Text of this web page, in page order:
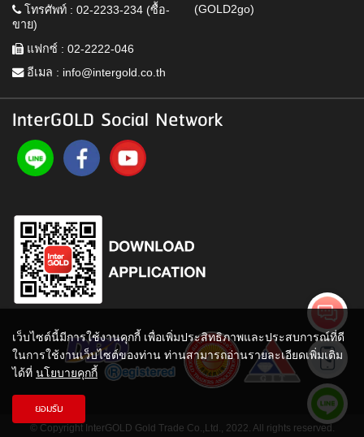
โทรศัพท์ : 02-2233-234 (ซื้อ-
ขาย)
แฟกซ์ : 02-2222-046
อีเมล : info@intergold.co.th
(GOLD2go)
InterGOLD Social Network
© Copyright InterGOLD Gold Trade Co.,Ltd., 2022. All rights reserved.
เว็บไซต์นี้มีการใช้งานคุกกี้ เพื่อเพิ่มประสิทธิภาพและประสบการณ์ที่ดี
ในการใช้งานเว็บไซต์ของท่าน ท่านสามารถอ่านรายละเอียดเพิ่มเติม
ได้ที่ นโยบายคุกกี้
ยอมรับ